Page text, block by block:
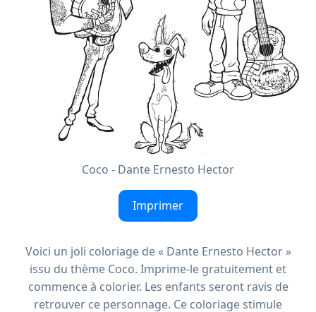
Coco - Dante Ernesto Hector
Imprimer
Voici un joli coloriage de « Dante Ernesto Hector »
issu du thème Coco. Imprime-le gratuitement et
commence à colorier. Les enfants seront ravis de
retrouver ce personnage. Ce coloriage stimule